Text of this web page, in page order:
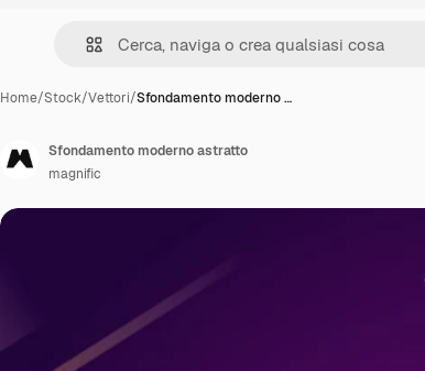
Home/Stock/Vettori/Sfondamento moderno …
Sfondamento moderno astratto
magnific